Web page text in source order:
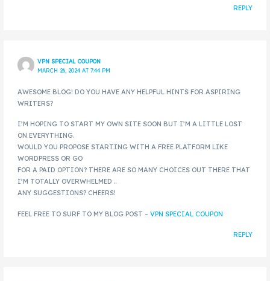
REPLY
VPN SPECIAL COUPON
MARCH 26, 2024 AT 7:44 PM
AWESOME BLOG! DO YOU HAVE ANY HELPFUL HINTS FOR ASPIRING
WRITERS?
I’M HOPING TO START MY OWN SITE SOON BUT I’M A LITTLE LOST
ON EVERYTHING.
WOULD YOU PROPOSE STARTING WITH A FREE PLATFORM LIKE
WORDPRESS OR GO
FOR A PAID OPTION? THERE ARE SO MANY CHOICES OUT THERE THAT
I’M TOTALLY OVERWHELMED ..
ANY SUGGESTIONS? CHEERS!
FEEL FREE TO SURF TO MY BLOG POST –VPN SPECIAL COUPON
REPLY